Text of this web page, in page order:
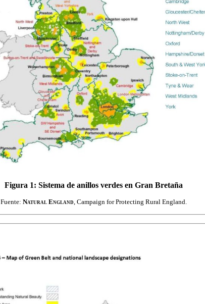
Figura 1: Sistema de anillos verdes en Gran Bretaña
Fuente: Natural England , Campaign for Protecting Rural England.